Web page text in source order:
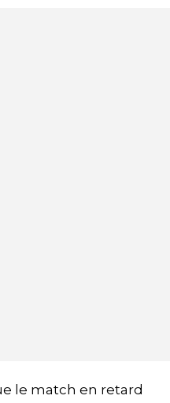
le match en retard